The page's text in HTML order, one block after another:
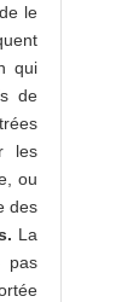
le
qui
de
les
ou
des
La
pas